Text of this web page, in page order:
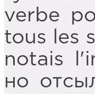
verbe
tous les
notais
но